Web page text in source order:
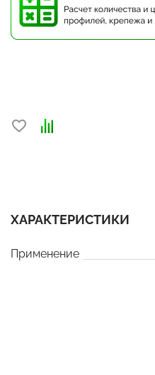
ХАРАКТЕРИСТИКИ
Применение